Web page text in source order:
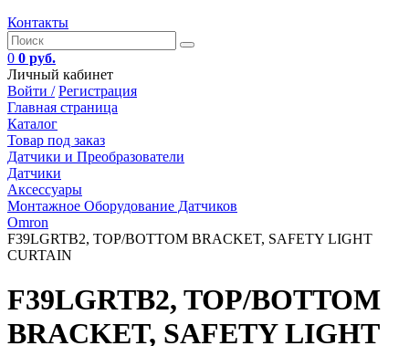
Контакты
0 0 руб.
Личный кабинет
Войти / Регистрация
Главная страница
Каталог
Товар под заказ
Датчики и Преобразователи
Датчики
Аксессуары
Монтажное Оборудование Датчиков
Omron
F39LGRTB2, TOP/BOTTOM BRACKET, SAFETY LIGHT
CURTAIN
F39LGRTB2, TOP/BOTTOM
BRACKET, SAFETY LIGHT